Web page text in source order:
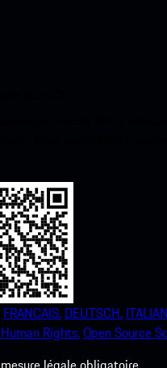
FRANCAIS. DEUTSCH.
Rights.Open Source